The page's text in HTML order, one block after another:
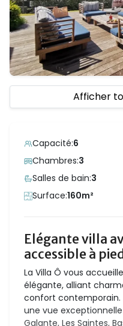
Afficher
Capacité:6
Chambres:3
Salles de bain:3
Surface:160m²
Elégante villa
accessible à pied
La Villa Ô vous
élégante, alliant
confort contemporain.
une vue
Galante, Les Saintes,